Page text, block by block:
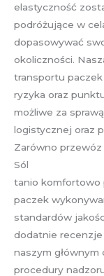
elastyczność
podróżujące w
dopasowywać
okoliczności.
transportu paczek
ryzyka oraz
możliwe za
logistycznej oraz
Zarówno
Sól
tanio komfortowo
paczek
standardów
dodatnie
naszym głównym
procedury